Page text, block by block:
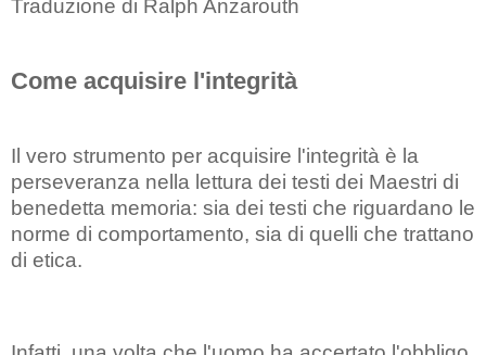
Traduzione di Ralph Anzarouth
Come acquisire l'integrità
Il vero strumento per acquisire l'integrità è la
perseveranza nella lettura dei testi dei Maestri di
benedetta memoria: sia dei testi che riguardano le
norme di comportamento, sia di quelli che trattano
di etica.